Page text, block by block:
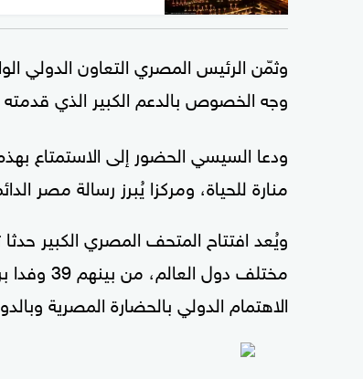
وثمّن الرئيس المصري التعاون الدولي
وجه الخصوص بالدعم الكبير الذي قدمته
ودعا السيسي الحضور إلى الاستمتاع
منارة للحياة، ومركزا يُبرز رسالة مصر
مختلف
الاهتمام الدولي بالحضارة المصرية